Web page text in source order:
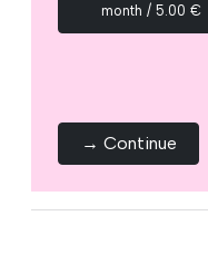
€ 5.00 / month
Continue →